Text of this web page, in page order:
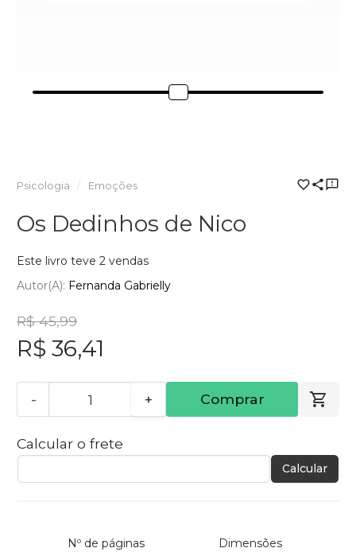
Psicologia Emoções
Os Dedinhos de Nico
Este livro teve 2 vendas
Autor(a): Fernanda Gabrielly
R$ 45,99
R$ 36,41
- + Comprar
Calcular o frete
Calcular
Nº de páginas Dimensões